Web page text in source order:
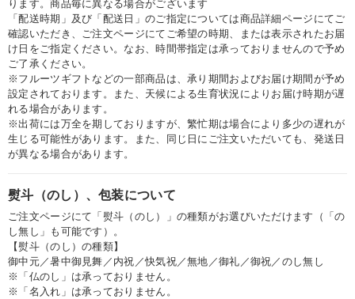
ります。商品毎に異なる場合がございます
「配送時期」及び「配送日」のご指定については商品詳細ページにてご
確認いただき、ご注文ページにてご希望の時期、または表示されたお届
け日をご指定ください。なお、時間帯指定は承っておりませんので予め
ご了承ください。
※フルーツギフトなどの一部商品は、承り期間およびお届け期間が予め
設定されております。また、天候による生育状況によりお届け時期が遅
れる場合があります。
※出荷には万全を期しておりますが、繁忙期は場合により多少の遅れが
生じる可能性があります。また、同じ日にご注文いただいても、発送日
が異なる場合があります。
熨斗（のし）、包装について
ご注文ページにて「熨斗（のし）」の種類がお選びいただけます（「の
し無し」も可能です）。
【熨斗（のし）の種類】
御中元／暑中御見舞／内祝／快気祝／無地／御礼／御祝／のし無し
※「仏のし」は承っておりません。
※「名入れ」は承っておりません。